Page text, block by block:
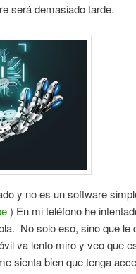
será demasiado tarde.
y no es un software
) En mi teléfono he
No solo eso, sino que le
va lento miro y veo que
sienta bien que tenga